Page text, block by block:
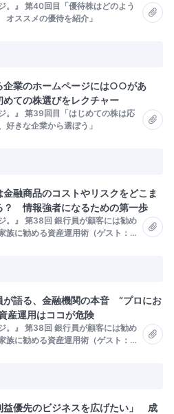
。』 第40回目「優待株はどのよう
ススメの優待を紹介」
企業のホームページには○○があ
ての株選びをレクチャー
。』 第39回目「はじめての株は応
好きな企業から選ぼう」
金融商品のコストやリスクをどこま
？ 情報強者になるための第一歩
。』 第38回 銀行員が顧客には勧め
族に勧める資産運用術（ゲスト：高
が語る、金融機関の本音 “プロにお
産運用はココが危険
。』 第38回 銀行員が顧客には勧め
族に勧める資産運用術（ゲスト：高
益優先のビジネスを広げたい」 成